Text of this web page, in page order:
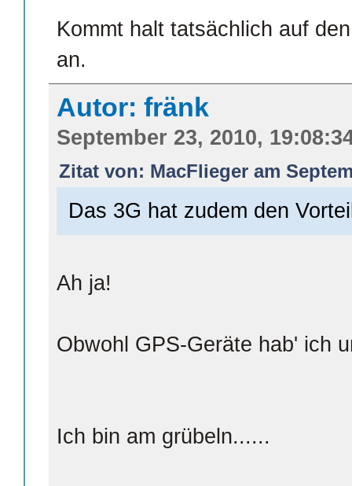
Kommt halt tatsächlich auf
an.
Autor: fränk
September 23, 2010,
Zitat von: MacFlieger am
Das 3G hat zudem den
Ah ja!
Obwohl GPS-Geräte hab' ich
Ich bin am grübeln......